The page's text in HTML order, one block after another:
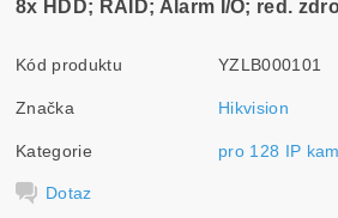
8x HDD; RAID; Alarm I/O; red.
Kód produktu YZLB000101
Značka Hikvision
Kategorie pro 128 IP
Dotaz